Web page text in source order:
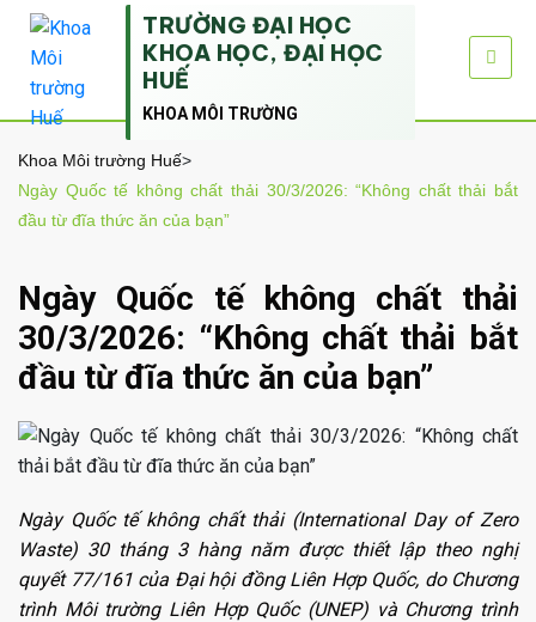
TRƯỜNG ĐẠI HỌC
KHOA HỌC, ĐẠI HỌC
HUẾ
KHOA MÔI TRƯỜNG
Khoa Môi trường Huế>
Ngày Quốc tế không chất thải 30/3/2026: “Không chất thải bắt
đầu từ đĩa thức ăn của bạn”
Ngày Quốc tế không chất thải
30/3/2026: “Không chất thải bắt
đầu từ đĩa thức ăn của bạn”
Ngày Quốc tế không chất thải (International Day of Zero
Waste) 30 tháng 3 hàng năm được thiết lập theo nghị
quyết 77/161 của Đại hội đồng Liên Hợp Quốc, do Chương
trình Môi trường Liên Hợp Quốc (UNEP) và Chương trình